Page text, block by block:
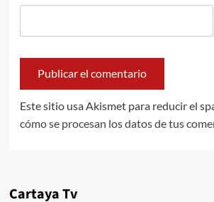
Este sitio usa Akismet para reducir el
cómo se procesan los datos de tus
Cartaya Tv